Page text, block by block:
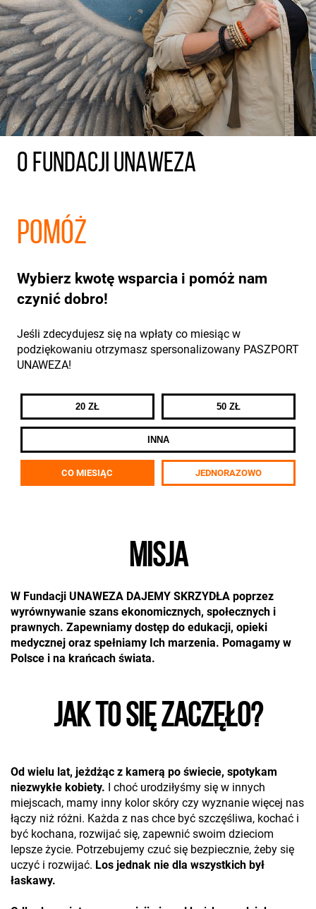
O FUNDACJI UNAWEZA
POMÓŻ
Wybierz kwotę wsparcia i pomóż nam
czynić dobro!
Jeśli zdecydujesz się na wpłaty co miesiąc w
podziękowaniu otrzymasz spersonalizowany PASZPORT
UNAWEZA!
20 ZŁ 50 ZŁ
INNA
CO MIESIĄC JEDNORAZOWO
MISJA
W Fundacji UNAWEZA DAJEMY SKRZYDŁA poprzez
wyrównywanie szans ekonomicznych, społecznych i
prawnych. Zapewniamy dostęp do edukacji, opieki
medycznej oraz spełniamy Ich marzenia. Pomagamy w
Polsce i na krańcach świata.
JAK TO SIĘ ZACZĘŁO?
Od wielu lat, jeżdżąc z kamerą po świecie, spotykam
niezwykłe kobiety. I choć urodziłyśmy się w innych
miejscach, mamy inny kolor skóry czy wyznanie więcej nas
łączy niż różni. Każda z nas chce być szczęśliwa, kochać i
być kochana, rozwijać się, zapewnić swoim dzieciom
lepsze życie. Potrzebujemy czuć się bezpiecznie, żeby się
uczyć i rozwijać. Los jednak nie dla wszystkich był
łaskawy.